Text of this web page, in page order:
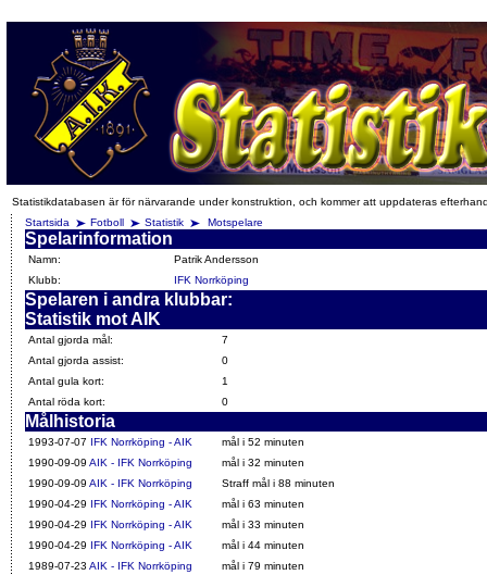
Statistikdatabasen är för närvarande under konstruktion, och kommer att uppdateras
Startsida
Fotboll Statistik Motspelare
Spelarinformation
Namn:
Patrik Andersson
Klubb:
IFK Norrköping
Spelaren i andra klubbar:
Statistik mot AIK
Antal gjorda mål:
7
Antal gjorda assist:
0
Antal gula kort:
1
Antal röda kort:
0
Målhistoria
1993-07-07 IFK Norrköping - AIK
mål i 52 minuten
1990-09-09 AIK - IFK Norrköping
mål i 32 minuten
1990-09-09 AIK - IFK Norrköping
Straff mål i 88 minuten
1990-04-29 IFK Norrköping - AIK
mål i 63 minuten
1990-04-29 IFK Norrköping - AIK
mål i 33 minuten
1990-04-29 IFK Norrköping - AIK
mål i 44 minuten
1989-07-23 AIK - IFK Norrköping mål i 79 minuten